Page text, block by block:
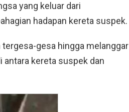
yang keluar dari
hadapan kereta suspek.
gesa hingga melanggar
antara kereta suspek dan